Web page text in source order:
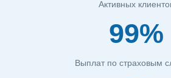
Активных
99%
Выплат по страховым